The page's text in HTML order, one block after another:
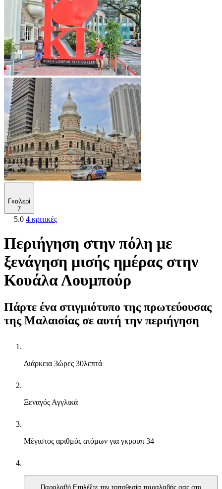
Γκαλερί
7
5.0 4 κριτικές
Περιήγηση στην πόλη με
ξενάγηση μισής ημέρας στην
Κουάλα Λουμπούρ
Πάρτε ένα στιγμιότυπο της πρωτεύουσας
της Μαλαισίας σε αυτή την περιήγηση
Διάρκεια 3ώρες 30λεπτά
Ξεναγός Αγγλικά
Μέγιστος αριθμός ατόμων για γκρουπ 34
Παραλαβή Επιλέξτε την τοποθεσία παραλαβής σας στο